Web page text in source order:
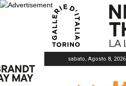
sabato, Agosto 8, 2026